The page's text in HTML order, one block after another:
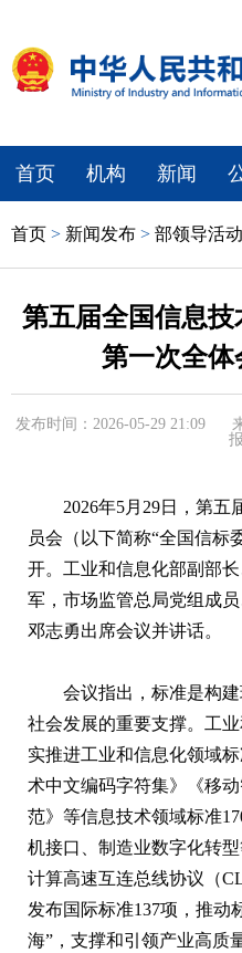
首页 机构 新闻
首页 > 新闻发布 > 部领导活动
第五届全国信息
第一次全
发布时间：2026-05-29 21:09
报
2026年5月29日，第
员会（以下简称“全国信标
开。工业和信息化部副部
军，市场监管总局党组成
邓志勇出席会议并讲话。
会议指出，标准是构
社会发展的重要支撑。工
实推进工业和信息化领域
术中文编码字符集》《移
范》等信息技术领域标准
机接口、制造业数字化转
计算高速互连总线协议（
发布国际标准137项，推动
海”，支撑和引领产业高质